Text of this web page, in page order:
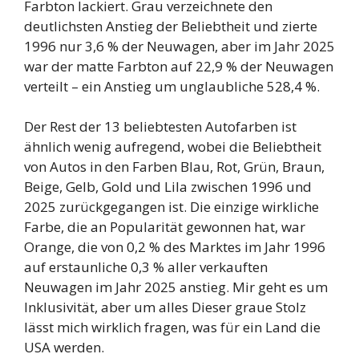
Farbton lackiert. Grau verzeichnete den
deutlichsten Anstieg der Beliebtheit und zierte
1996 nur 3,6 % der Neuwagen, aber im Jahr 2025
war der matte Farbton auf 22,9 % der Neuwagen
verteilt – ein Anstieg um unglaubliche 528,4 %.
Der Rest der 13 beliebtesten Autofarben ist
ähnlich wenig aufregend, wobei die Beliebtheit
von Autos in den Farben Blau, Rot, Grün, Braun,
Beige, Gelb, Gold und Lila zwischen 1996 und
2025 zurückgegangen ist. Die einzige wirkliche
Farbe, die an Popularität gewonnen hat, war
Orange, die von 0,2 % des Marktes im Jahr 1996
auf erstaunliche 0,3 % aller verkauften
Neuwagen im Jahr 2025 anstieg. Mir geht es um
Inklusivität, aber um alles Dieser graue Stolz
lässt mich wirklich fragen, was für ein Land die
USA werden.